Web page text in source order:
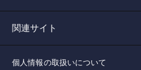
関連サイト
個人情報の取扱いについて